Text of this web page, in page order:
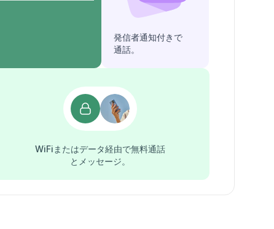
発信者通知付きで
通話。
WiFiまたはデータ経由で無料通話
とメッセージ。